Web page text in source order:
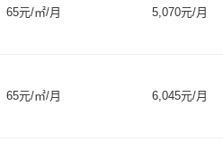
65元/㎡/月 5,070元/月
65元/㎡/月 6,045元/月